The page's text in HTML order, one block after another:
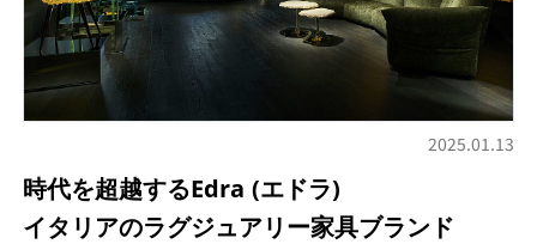
2025.01.13
時代を超越するEdra (エドラ)
イタリアのラグジュアリー家具ブランド